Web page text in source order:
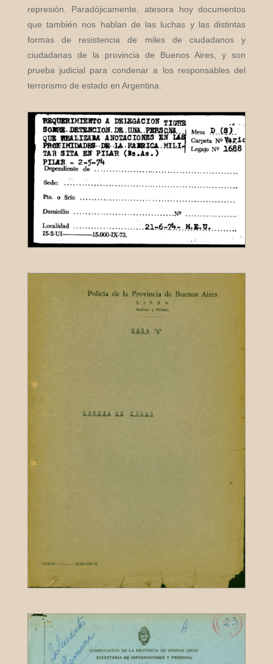
represión. Paradójicamente, atesora hoy documentos
que también nos hablan de las luchas y las distintas
formas de resistencia de miles de ciudadanos y
ciudadanas de la provincia de Buenos Aires, y son
prueba judicial para condenar a los responsables del
terrorismo de estado en Argentina.